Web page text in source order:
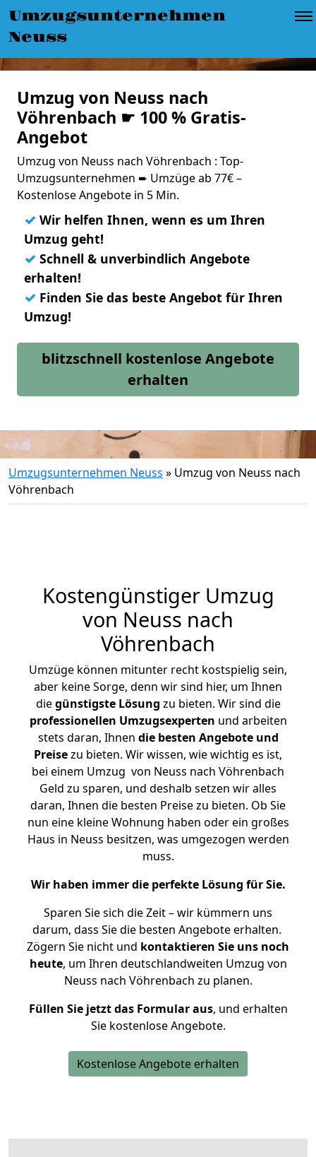
Umzugsunternehmen
Neuss
Umzug von Neuss nach
Vöhrenbach ☛ 100 % Gratis-
Angebot
Umzug von Neuss nach Vöhrenbach : Top-
Umzugsunternehmen ➨ Umzüge ab 77€ –
Kostenlose Angebote in 5 Min.
✓ Wir helfen Ihnen, wenn es um Ihren
Umzug geht!
✓ Schnell & unverbindlich Angebote
erhalten!
✓ Finden Sie das beste Angebot für Ihren
Umzug!
blitzschnell kostenlose Angebote
erhalten
Umzugsunternehmen Neuss » Umzug von Neuss nach
Vöhrenbach
Kostengünstiger Umzug
von Neuss nach
Vöhrenbach
Umzüge können mitunter recht kostspielig sein,
aber keine Sorge, denn wir sind hier, um Ihnen
diegünstigste Lösung zu bieten. Wir sind die
professionellen Umzugsexperten und arbeiten
stets daran, Ihnen die besten Angebote und
Preisezu bieten. Wir wissen, wie wichtig es ist,
bei einem Umzug von Neuss nach Vöhrenbach
Geld zu sparen, und deshalb setzen wir alles
daran, Ihnen die besten Preise zu bieten. Ob Sie
nun eine kleine Wohnung haben oder ein großes
Haus in Neuss besitzen, was umgezogen werden
muss.
Wir haben immer die perfekte Lösung für Sie.
Sparen Sie sich die Zeit – wir kümmern uns
darum, dass Sie die besten Angebote erhalten.
Zögern Sie nicht und kontaktieren Sie uns noch
heute, um Ihren deutschlandweiten Umzug von
Neuss nach Vöhrenbach zu planen.
Füllen Sie jetzt das Formular aus, und erhalten
Sie kostenlose Angebote.
Kostenlose Angebote erhalten